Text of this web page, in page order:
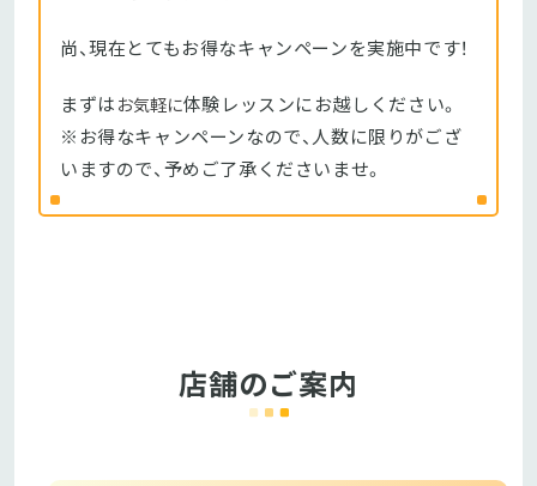
尚、現在とてもお得なキャンペーンを実施中です！
まずは お気軽に体験レッスンにお越しください。
※お得なキャンペーンなので、人数に限りがござ
いますので、予めご了承くださいませ。
店舗のご案内